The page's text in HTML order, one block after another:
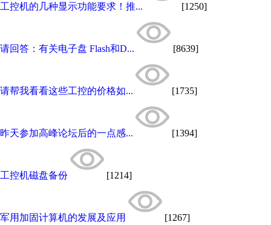
工控机的几种显示功能要求！推... [1250]
请回答：有关电子盘 Flash和D... [8639]
请帮我看看这些工控的价格如... [1735]
昨天参加高峰论坛后的一点感... [1394]
工控机磁盘备份 [1214]
军用加固计算机的发展及应用 [1267]